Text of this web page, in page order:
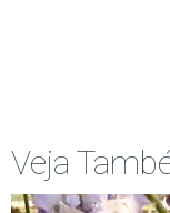
Veja